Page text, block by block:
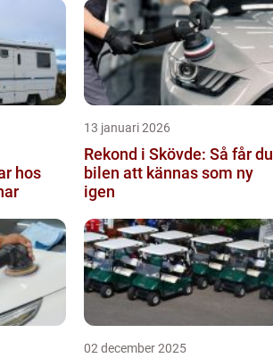
hos
13 januari 2026
Rekond i Skövde: Så får du
bilen att kännas som ny
igen
02 december 2025